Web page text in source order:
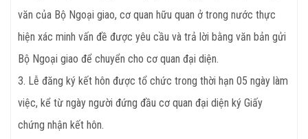
văn của Bộ Ngoại giao, cơ quan hữu quan ở trong nước thực
hiện xác minh vấn đề được yêu cầu và trả lời bằng văn bản gửi
Bộ Ngoại giao để chuyển cho cơ quan đại diện.
3. Lễ đăng ký kết hôn được tổ chức trong thời hạn 05 ngày làm
việc, kể từ ngày người đứng đầu cơ quan đại diện ký Giấy
chứng nhận kết hôn.